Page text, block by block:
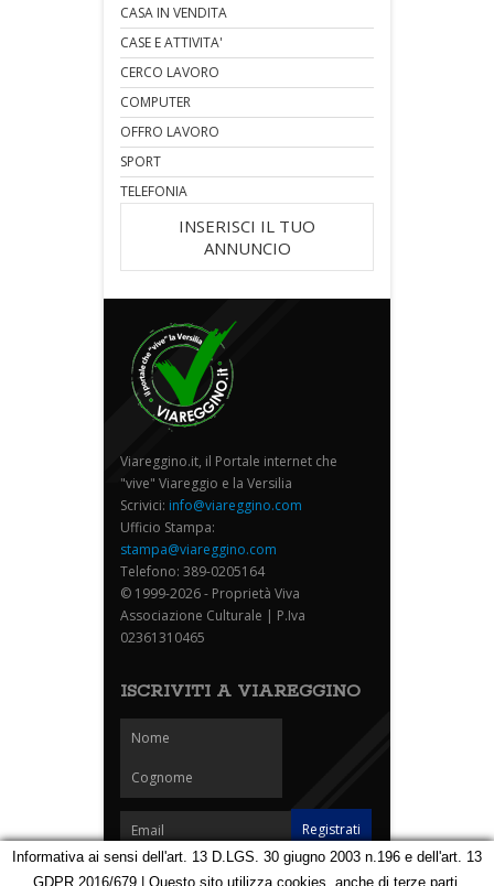
CASA IN VENDITA
CASE E ATTIVITA'
CERCO LAVORO
COMPUTER
OFFRO LAVORO
SPORT
TELEFONIA
INSERISCI IL TUO
ANNUNCIO
Viareggino.it, il Portale internet che
"vive" Viareggio e la Versilia
Scrivici: info@viareggino.com
Ufficio Stampa:
stampa@viareggino.com
Telefono: 389-0205164
© 1999-2026 - Proprietà Viva
Associazione Culturale | P.Iva
02361310465
ISCRIVITI A VIAREGGINO
Informativa ai sensi dell'art. 13 D.LGS. 30 giugno 2003 n.196 e dell'art. 13
GDPR 2016/679 | Questo sito utilizza cookies, anche di terze parti,